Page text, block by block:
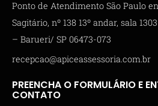
Ponto de Atendimento São Paulo
Sagitário, nº 138 13º andar, sala
– Barueri/ SP 06473-073
recepcao@apiceassessoria.com.br
PREENCHA O FORMULÁRIO E
CONTATO